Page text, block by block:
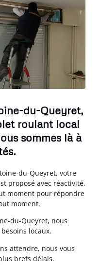
du-Queyret,
roulant local
sommes là à
du-Queyret, votre
proposé avec réactivité.
moment pour répondre
moment.
du-Queyret, nous
locaux.
attendre, nous vous
brefs délais.